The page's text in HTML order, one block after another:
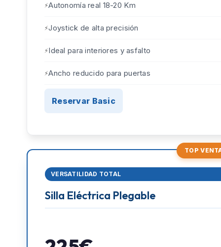
Autonomía real 18-20 Km
Joystick de alta precisión
Ideal para interiores y asfalto
Ancho reducido para puertas
Reservar Basic
TOP
VERSATILIDAD TOTAL
Silla Eléctrica Plegable